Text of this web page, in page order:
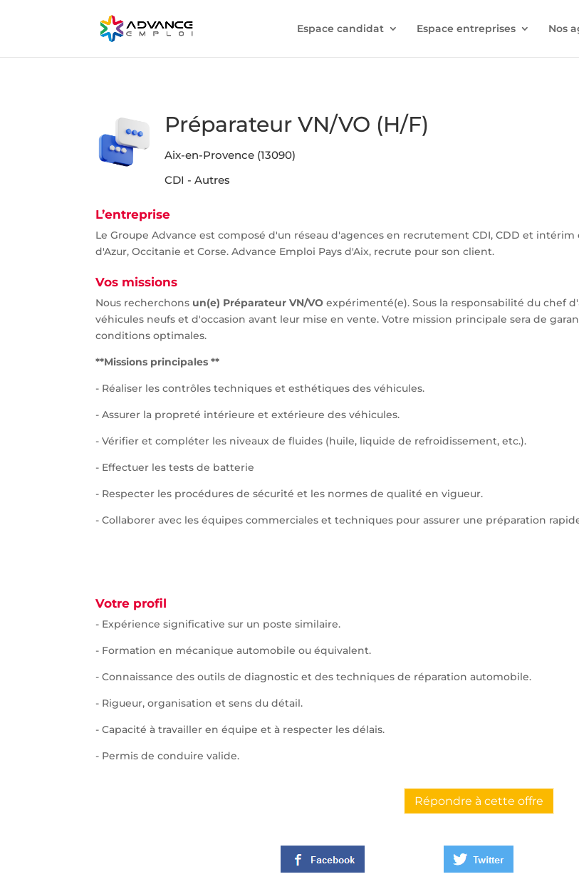
Espace candidat Espace entreprises Nos
Préparateur VN/VO (H/F)
Aix-en-Provence (13090)
CDI - Autres
L’entreprise
Le Groupe Advance est composé d'un réseau d'agences en recrutement CDI, CDD et
d'Azur, Occitanie et Corse. Advance Emploi Pays d'Aix, recrute pour son client.
Vos missions
Nous recherchons un(e) Préparateur VN/VO expérimenté(e). Sous la responsabilité du chef
véhicules neufs et d'occasion avant leur mise en vente. Votre mission principale sera de
conditions optimales.
**Missions principales **
- Réaliser les contrôles techniques et esthétiques des véhicules.
- Assurer la propreté intérieure et extérieure des véhicules.
- Vérifier et compléter les niveaux de fluides (huile, liquide de refroidissement, etc.).
- Effectuer les tests de batterie
- Respecter les procédures de sécurité et les normes de qualité en vigueur.
- Collaborer avec les équipes commerciales et techniques pour assurer une préparation
Votre profil
- Expérience significative sur un poste similaire.
- Formation en mécanique automobile ou équivalent.
- Connaissance des outils de diagnostic et des techniques de réparation automobile.
- Rigueur, organisation et sens du détail.
- Capacité à travailler en équipe et à respecter les délais.
- Permis de conduire valide.
Répondre à cette offre